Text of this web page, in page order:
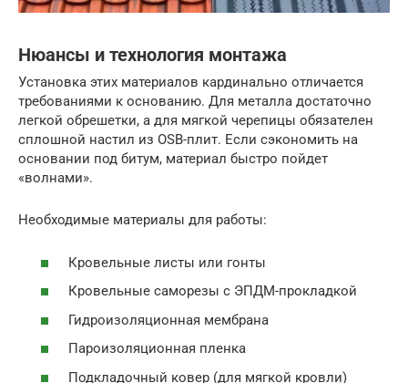
Нюансы и технология монтажа
Установка этих материалов кардинально отличается
требованиями к основанию. Для металла достаточно
легкой обрешетки, а для мягкой черепицы обязателен
сплошной настил из OSB-плит. Если сэкономить на
основании под битум, материал быстро пойдет
«волнами».
Необходимые материалы для работы:
Кровельные листы или гонты
Кровельные саморезы с ЭПДМ-прокладкой
Гидроизоляционная мембрана
Пароизоляционная пленка
Подкладочный ковер (для мягкой кровли)